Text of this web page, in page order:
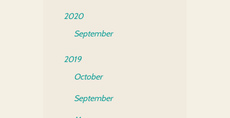
2020
September
2019
October
September